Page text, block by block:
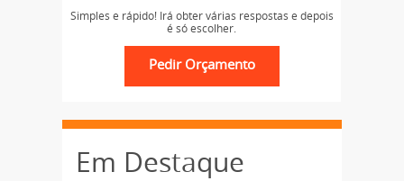
Simples e rápido! Irá obter várias respostas e depois
é só escolher.
Em Destaque